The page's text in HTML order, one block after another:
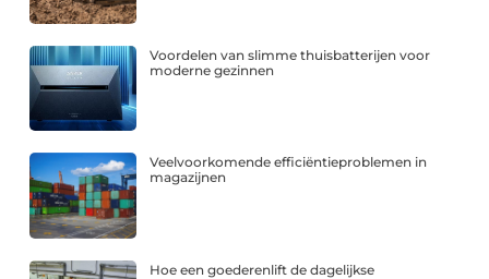
Voordelen van slimme thuisbatterijen voor
moderne gezinnen
Veelvoorkomende efficiëntieproblemen in
magazijnen
Hoe een goederenlift de dagelijkse